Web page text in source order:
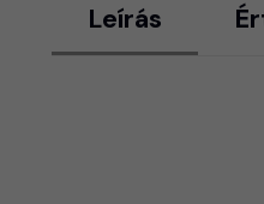
Leírás